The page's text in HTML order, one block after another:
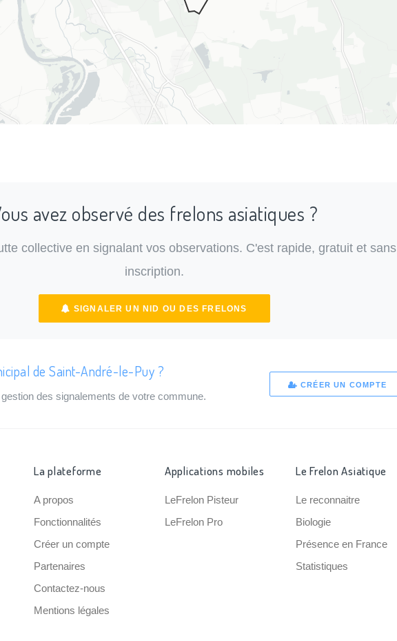
avez observé des frelons asiatiques ?
collective en signalant vos observations. C'est rapide, gratuit et sans
inscription.
SIGNALER UN NID OU DES FRELONS
de Saint-André-le-Puy ?
des signalements de votre commune.
CRÉER UN COMPTE
La plateforme
A propos
Fonctionnalités
Créer un compte
Partenaires
Contactez-nous
Mentions légales
Applications mobiles
LeFrelon Pisteur
LeFrelon Pro
Le Frelon Asiatique
Le reconnaitre
Biologie
Présence en France
Statistiques